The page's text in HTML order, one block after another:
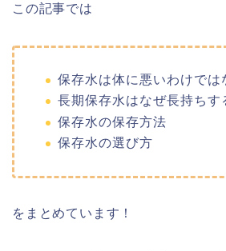
この記事では
保存水は体に悪いわけでは
長期保存水はなぜ長持ちす
保存水の保存方法
保存水の選び方
をまとめています！